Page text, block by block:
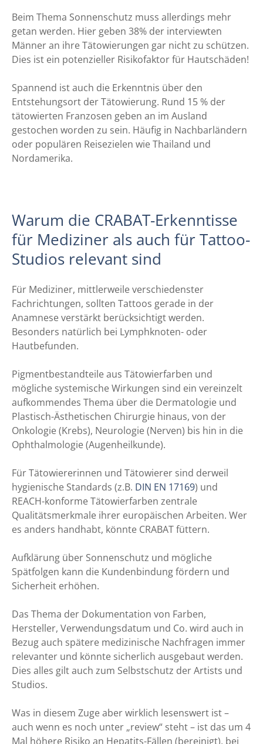
Beim Thema Sonnenschutz muss allerdings mehr
getan werden. Hier geben 38% der interviewten
Männer an ihre Tätowierungen gar nicht zu schützen.
Dies ist ein potenzieller Risikofaktor für Hautschäden!
Spannend ist auch die Erkenntnis über den
Entstehungsort der Tätowierung. Rund 15 % der
tätowierten Franzosen geben an im Ausland
gestochen worden zu sein. Häufig in Nachbarländern
oder populären Reisezielen wie Thailand und
Nordamerika.
Warum die CRABAT-Erkenntisse
für Mediziner als auch für Tattoo-
Studios relevant sind
Für Mediziner, mittlerweile verschiedenster
Fachrichtungen, sollten Tattoos gerade in der
Anamnese verstärkt berücksichtigt werden.
Besonders natürlich bei Lymphknoten- oder
Hautbefunden.
Pigmentbestandteile aus Tätowierfarben und
mögliche systemische Wirkungen sind ein vereinzelt
aufkommendes Thema über die Dermatologie und
Plastisch-Ästhetischen Chirurgie hinaus, von der
Onkologie (Krebs), Neurologie (Nerven) bis hin in die
Ophthalmologie (Augenheilkunde).
Für Tätowiererinnen und Tätowierer sind derweil
hygienische Standards (z.B. DIN EN 17169) und
REACH-konforme Tätowierfarben zentrale
Qualitätsmerkmale ihrer europäischen Arbeiten. Wer
es anders handhabt, könnte CRABAT füttern.
Aufklärung über Sonnenschutz und mögliche
Spätfolgen kann die Kundenbindung fördern und
Sicherheit erhöhen.
Das Thema der Dokumentation von Farben,
Hersteller, Verwendungsdatum und Co. wird auch in
Bezug auch spätere medizinische Nachfragen immer
relevanter und könnte sicherlich ausgebaut werden.
Dies alles gilt auch zum Selbstschutz der Artists und
Studios.
Was in diesem Zuge aber wirklich lesenswert ist –
auch wenn es noch unter „review“ steht – ist das um 4
Mal höhere Risiko an Hepatits-Fällen (bereinigt), bei